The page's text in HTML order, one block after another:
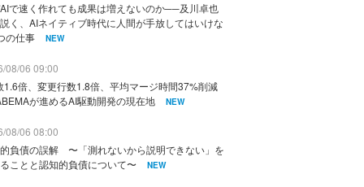
で速く作れても成果は増えないのか──及川卓也
く、AIネイティブ時代に人間が手放してはいけな
の仕事
NEW
08/06 09:00
1.6倍、変更行数1.8倍、平均マージ時間37%削減
が進めるAI駆動開発の現在地
NEW
08/06 08:00
負債の誤解 〜「測れないから説明できない」を
ことと認知的負債について〜
NEW